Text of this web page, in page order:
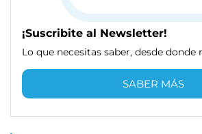
¡Suscribite al Newsletter!
Lo que necesitas saber, desde donde
SABER MÁS